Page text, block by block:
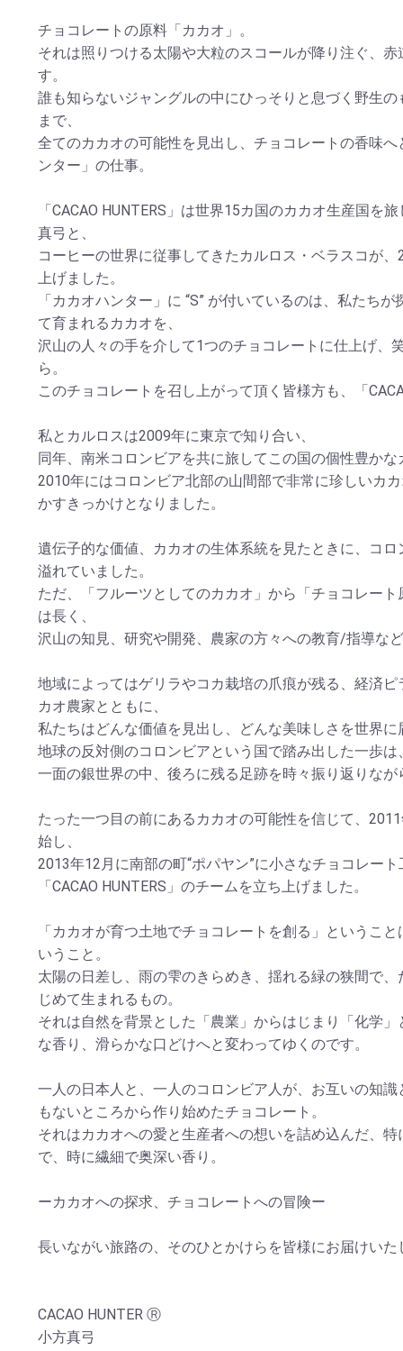
チョコレートの原料「カカオ」。
それは照りつける太陽や大粒のスコールが降り注ぐ、
す。
誰も知らないジャングルの中にひっそりと息づく野生
まで、
全てのカカオの可能性を見出し、チョコレートの香味
ンター」の仕事。
「CACAO HUNTERS」は世界15カ国のカカオ生産国を
真弓と、
コーヒーの世界に従事してきたカルロス・ベラスコが
上げました。
「カカオハンター」に “S” が付いているのは、私たち
て育まれるカカオを、
沢山の人々の手を介して1つのチョコレートに仕上げ、
ら。
このチョコレートを召し上がって頂く皆様方も、「
私とカルロスは2009年に東京で知り合い、
同年、南米コロンビアを共に旅してこの国の個性豊か
2010年にはコロンビア北部の山間部で非常に珍しいカ
かすきっかけとなりました。
遺伝子的な価値、カカオの生体系統を見たときに、コ
溢れていました。
ただ、「フルーツとしてのカカオ」から「チョコレー
は長く、
沢山の知見、研究や開発、農家の方々への教育/指導な
地域によってはゲリラやコカ栽培の爪痕が残る、経済
カオ農家とともに、
私たちはどんな価値を見出し、どんな美味しさを世界
地球の反対側のコロンビアという国で踏み出した一歩は
一面の銀世界の中、後ろに残る足跡を時々振り返りな
たった一つ目の前にあるカカオの可能性を信じて、
始し、
2013年12月に南部の町“ポパヤン”に小さなチョコレー
「CACAO HUNTERS」のチームを立ち上げました。
「カカオが育つ土地でチョコレートを創る」というこ
いうこと。
太陽の日差し、雨の雫のきらめき、揺れる緑の狭間で
じめて生まれるもの。
それは自然を背景とした「農業」からはじまり「化学
な香り、滑らかな口どけへと変わってゆくのです。
一人の日本人と、一人のコロンビア人が、お互いの知
もないところから作り始めたチョコレート。
それはカカオへの愛と生産者への想いを詰め込んだ、
で、時に繊細で奥深い香り。
ーカカオへの探求、チョコレートへの冒険ー
長いながい旅路の、そのひとかけらを皆様にお届けいた
CACAO HUNTER Ⓡ
小方真弓